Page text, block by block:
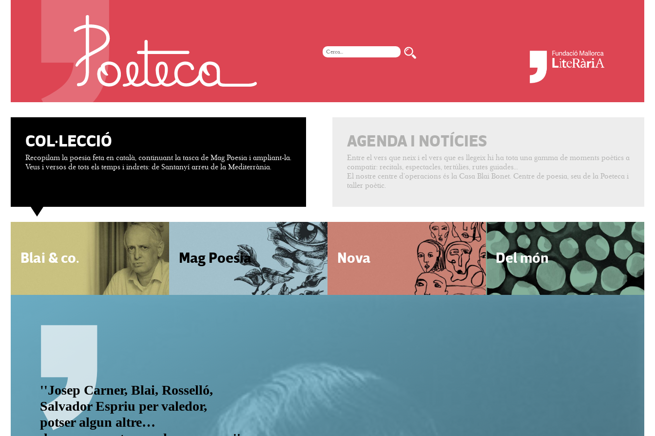
COL·LECCIÓ
Recopilam la poesia feta en català, continuant la tasca de Mag Poesia i ampliant-la.
Veus i versos de tots els temps i indrets: de Santanyí arreu de la Mediterrània.
AGENDA I NOTÍCIES
Entre el vers que neix i el vers que es llegeix hi ha tota una gamma de moments poètics a
compatir: recitals, espectacles, tertúlies, rutes guiades...
El nostre centre d’operacions és la Casa Blai Bonet. Centre de poesia, seu de la Poeteca i
taller poètic.
Blai & co. Mag Poesia Nova Del món
''Josep Carner, Blai, Rosselló,
Salvador Espriu per valedor,
potser algun altre…